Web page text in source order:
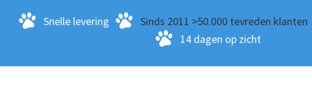
Snelle levering Sinds 2011 >50.000 tevreden klanten
14 dagen op zicht